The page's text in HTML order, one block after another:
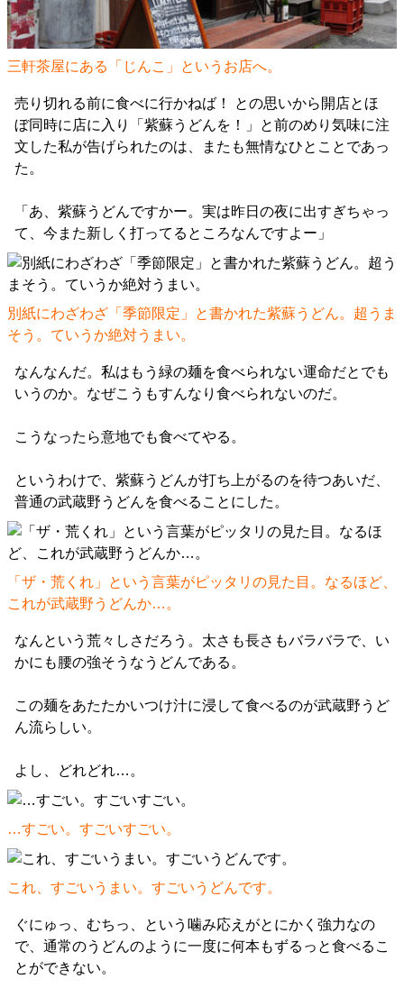
三軒茶屋にある「じんこ」というお店へ。
売り切れる前に食べに行かねば！ との思いから開店とほ
ぼ同時に店に入り「紫蘇うどんを！」と前のめり気味に注
文した私が告げられたのは、またも無情なひとことであっ
た。
「あ、紫蘇うどんですかー。実は昨日の夜に出すぎちゃっ
て、今また新しく打ってるところなんですよー」
別紙にわざわざ「季節限定」と書かれた紫蘇うどん。超うま
そう。ていうか絶対うまい。
なんなんだ。私はもう緑の麺を食べられない運命だとでも
いうのか。なぜこうもすんなり食べられないのだ。
こうなったら意地でも食べてやる。
というわけで、紫蘇うどんが打ち上がるのを待つあいだ、
普通の武蔵野うどんを食べることにした。
「ザ・荒くれ」という言葉がピッタリの見た目。なるほど、
これが武蔵野うどんか…。
なんという荒々しさだろう。太さも長さもバラバラで、い
かにも腰の強そうなうどんである。
この麺をあたたかいつけ汁に浸して食べるのが武蔵野うど
ん流らしい。
よし、どれどれ…。
…すごい。すごいすごい。
これ、すごいうまい。すごいうどんです。
ぐにゅっ、むちっ、という噛み応えがとにかく強力なの
で、通常のうどんのように一度に何本もずるっと食べるこ
とができない。